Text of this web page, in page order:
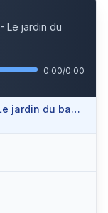
Le jardin du
0:00/0:00
<b>À TARASCON</b> <br> I : 01 - Le jardin du baobab</br>